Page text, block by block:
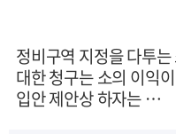
정비구역 지정을 다투
대한 청구는 소의 이익
입안 제안상 하자는 …